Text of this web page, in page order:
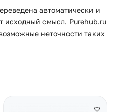
автоматически и
исходный смысл. Purehub.ru
неточности таких